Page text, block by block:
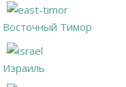
Восточный Тимор
Израиль